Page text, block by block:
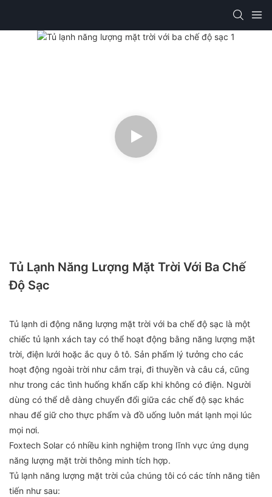
Tủ Lạnh Năng Lượng Mặt Trời Với Ba Chế
Độ Sạc
Tủ lạnh di động năng lượng mặt trời với ba chế độ sạc là một
chiếc tủ lạnh xách tay có thể hoạt động bằng năng lượng mặt
trời, điện lưới hoặc ắc quy ô tô. Sản phẩm lý tưởng cho các
hoạt động ngoài trời như cắm trại, đi thuyền và câu cá, cũng
như trong các tình huống khẩn cấp khi không có điện. Người
dùng có thể dễ dàng chuyển đổi giữa các chế độ sạc khác
nhau để giữ cho thực phẩm và đồ uống luôn mát lạnh mọi lúc
mọi nơi.
Foxtech Solar có nhiều kinh nghiệm trong lĩnh vực ứng dụng
năng lượng mặt trời thông minh tích hợp.
Tủ lạnh năng lượng mặt trời của chúng tôi có các tính năng tiên
tiến như sau: